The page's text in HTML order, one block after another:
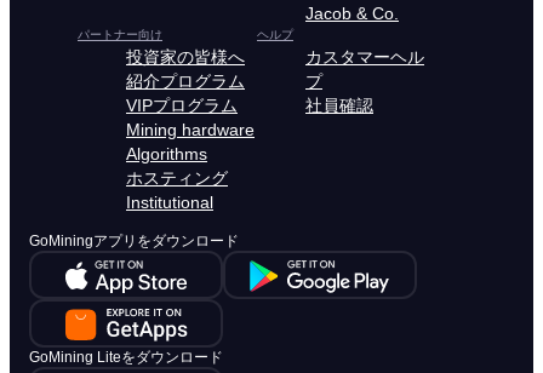
Jacob & Co.
パートナー向け
投資家の皆様へ
紹介プログラム
VIPプログラム
Mining hardware
Algorithms
ホスティング
Institutional
ヘルプ
カスタマーヘル
プ
社員確認
GoMiningアプリをダウンロード
GoMining Liteをダウンロード